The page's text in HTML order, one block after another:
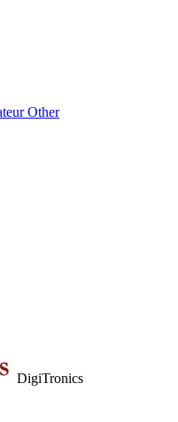
Other
DigiTronics